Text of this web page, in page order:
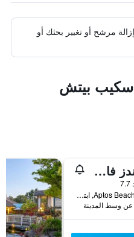
مرشح أو تغيير بحثك أو
سكيب بيتش
ريو ساندز فاكيشن رينتالز
116 Aptos Beach Drive, ابتوس, CA, الولايات المتحدة الأميريكية